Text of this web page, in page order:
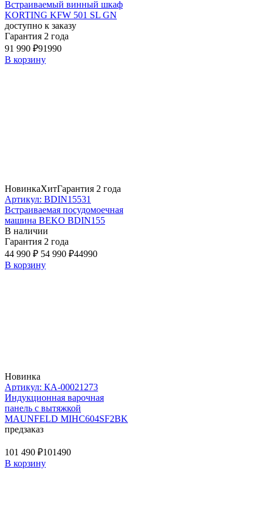
Встраиваемый винный шкаф
KORTING KFW 501 SL GN
доступно к заказу
Гарантия 2 года
91 990 ₽91990
В корзину
НовинкаХитГарантия 2 года
Артикул: BDIN15531
Встраиваемая посудомоечная
машина BEKO BDIN155
В наличии
Гарантия 2 года
44 990 ₽ 54 990 ₽44990
В корзину
Новинка
Артикул: КА-00021273
Индукционная варочная
панель с вытяжкой
MAUNFELD MIHC604SF2BK
предзаказ
101 490 ₽101490
В корзину